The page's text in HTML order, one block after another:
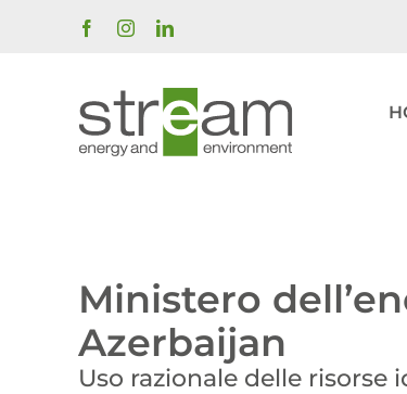
FacebookInstagramLinkedIn
Ministero
Azerbaijan
Uso razionale delle risorse